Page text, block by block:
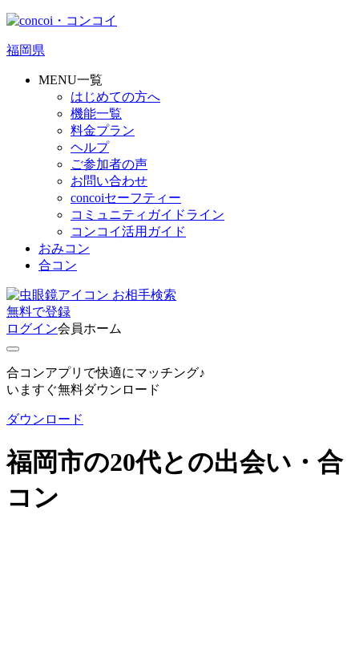
福岡県
MENU一覧
はじめての方へ
機能一覧
料金プラン
ヘルプ
ご参加者の声
お問い合わせ
concoiセーフティー
コミュニティガイドライン
コンコイ活用ガイド
おみコン
合コン
お相手検索
無料で登録
ログイン会員ホーム
合コンアプリで快適にマッチング♪
いますぐ無料ダウンロード
ダウンロード
福岡市の20代との出会い・合
コン